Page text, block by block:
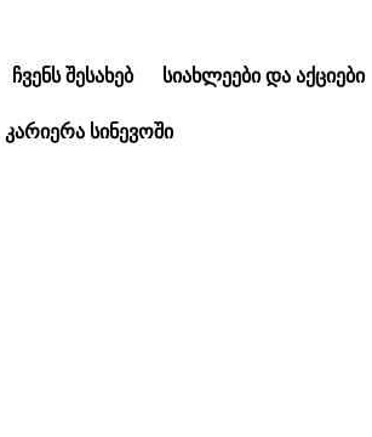
ᲩᲕᲔᲜᲡ ᲨᲔᲡᲐᲮᲔᲑ ᲡᲘᲐᲮᲚᲔᲔᲑᲘ ᲓᲐ ᲐᲥᲪᲘᲔᲑᲘ
ᲙᲐᲠᲘᲔᲠᲐ ᲡᲘᲜᲔᲕᲝᲨᲘ